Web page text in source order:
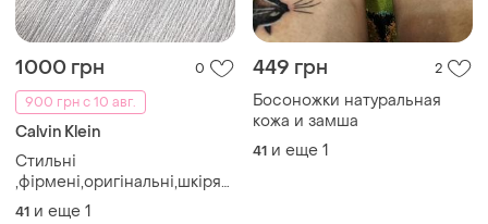
1000 грн
0
900 грн с 10 авг.
Calvin Klein
Стильні
,фірмені,оригінальні,шкіряні
чорні босоніжки
41 и еще 1
449 грн 2
Босоножки натуральная
кожа и замша
41 и еще 1